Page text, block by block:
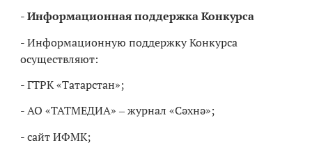
- Информационная поддержка Конкурса
- Информационную поддержку Конкурса
осуществляют:
- ГТРК «Татарстан»;
- АО «ТАТМЕДИА» ‒ журнал «Сәхнә»;
- сайт ИФМК;